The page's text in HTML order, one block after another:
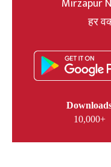
हर
10,000+